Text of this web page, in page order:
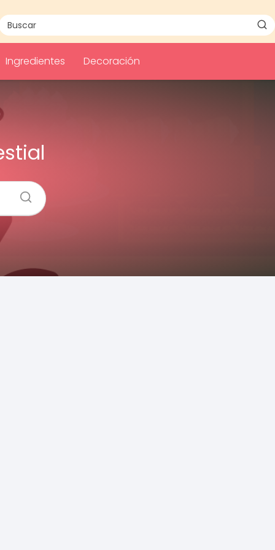
Ingredientes Decoración